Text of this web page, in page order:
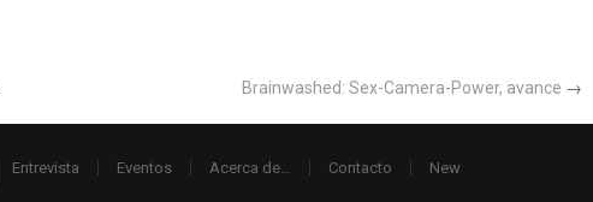
Brainwashed: Sex-Camera-Power, avance →
Entrevista Eventos Acerca de… Contacto New